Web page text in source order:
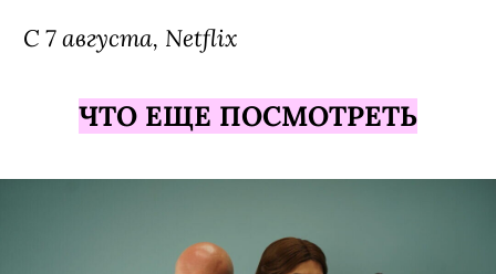
С 7 августа, Netflix
ЧТО ЕЩЕ ПОСМОТРЕТЬ